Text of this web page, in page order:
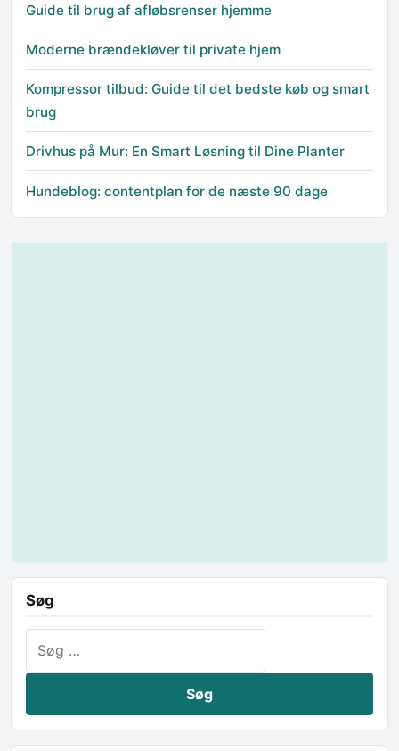
Guide til brug af afløbsrenser hjemme
Moderne brændekløver til private hjem
Kompressor tilbud: Guide til det bedste køb og smart
brug
Drivhus på Mur: En Smart Løsning til Dine Planter
Hundeblog: contentplan for de næste 90 dage
Søg